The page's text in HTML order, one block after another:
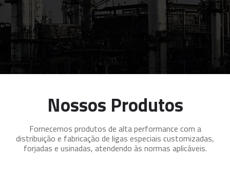
Nossos Produtos
Fornecemos produtos de alta performance com a
distribuição e fabricação de ligas especiais customizadas,
forjadas e usinadas, atendendo às normas aplicáveis.